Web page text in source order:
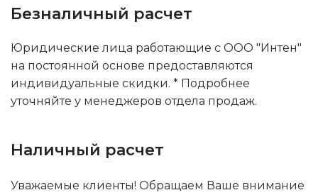
Безналичный расчет
Юридические лица работающие с ООО "Интен"
на постоянной основе предоставляются
индивидуальные скидки. * Подробнее
уточняйте у менеджеров отдела продаж.
Наличный расчет
Уважаемые клиенты! Обращаем Ваше внимание